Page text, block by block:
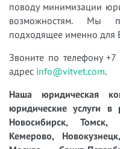
поводу минимизации
возможностям. Мы
подходящее именно для
Звоните по телефону
адрес info@vitvet.com.
Наша юридическая
юридические услуги в
Новосибирск,
Кемерово,